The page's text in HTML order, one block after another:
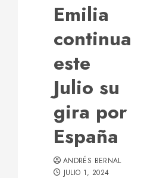
Emilia
continua
este
Julio su
gira por
España
ANDRÉS BERNAL
JULIO 1, 2024